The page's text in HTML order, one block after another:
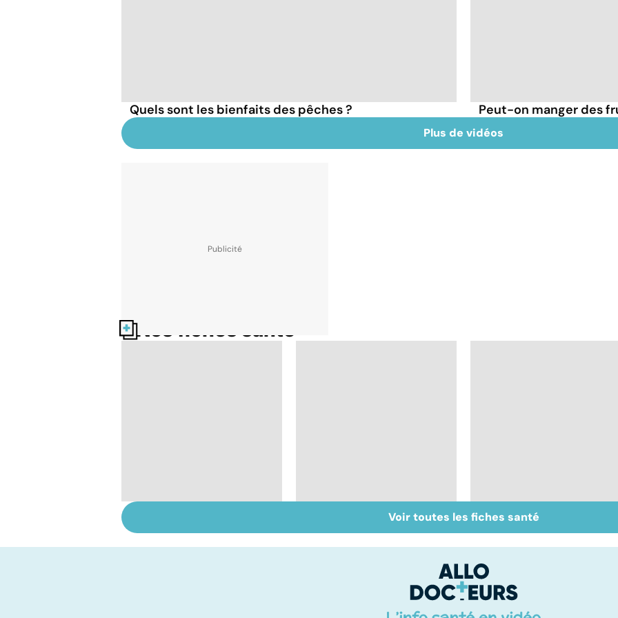
Quels sont les bienfaits des pêches ? Peut-on manger des
Plus de vidéos
Nos fiches santé
oligo-élément vital
Intestin irritable : le
régime FODMAP, une
Alimentation : le péril
jeûne ?
Voir toutes les fiches santé